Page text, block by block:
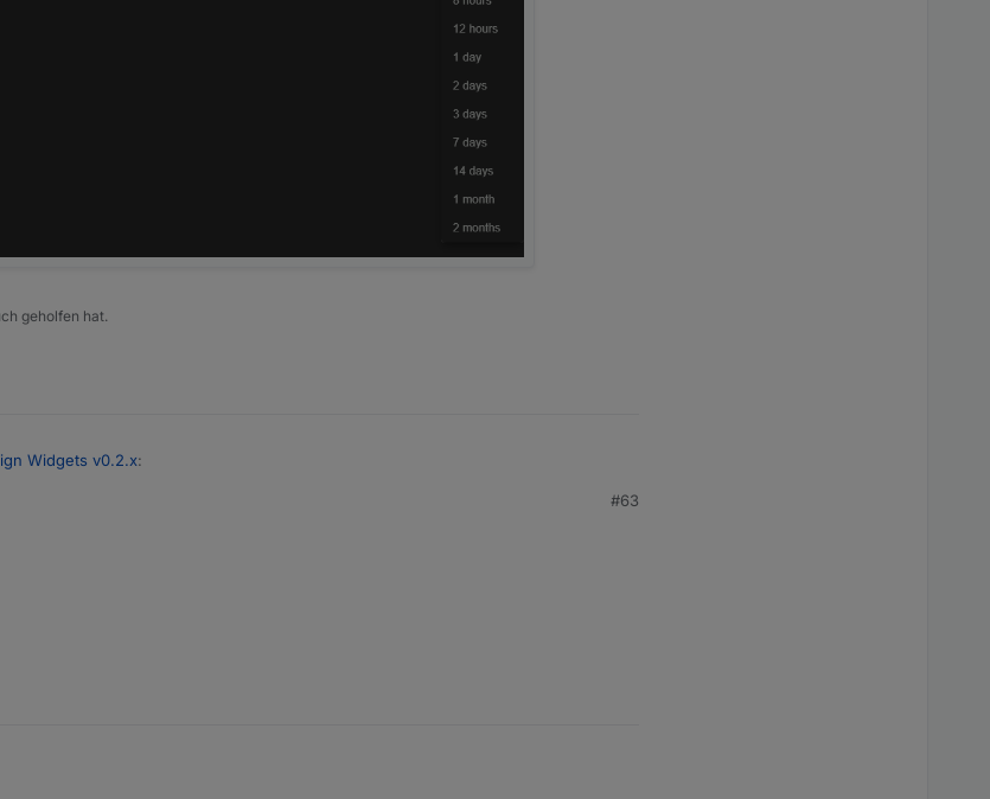
geholfen hat.
Widgets v0.2.x:
einzelnen Spalten angeben, vielleicht liegt es daran.
#63